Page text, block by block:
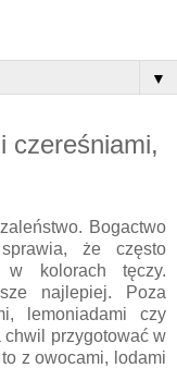
▼
czereśniami,
Bogactwo
że często
w kolorach tęczy.
najlepiej. Poza
lemoniadami czy
przygotować w
z owocami, lodami